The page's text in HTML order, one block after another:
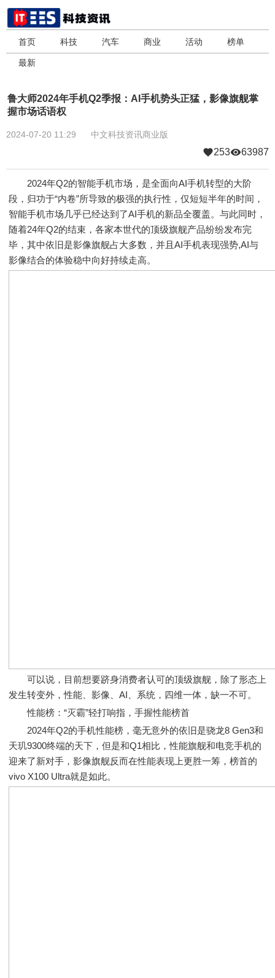
首页 科技 汽车 商业 活动 榜单
最新
鲁大师2024年手机Q2季报：AI手机势头正猛，影像旗舰掌
握市场话语权
2024-07-20 11:29 中文科技资讯商业版
253 63987
2024年Q2的智能手机市场，是全面向AI手机转型的大阶
段，归功于“内卷”所导致的极强的执行性，仅短短半年的时间，
智能手机市场几乎已经达到了AI手机的新品全覆盖。与此同时，
随着24年Q2的结束，各家本世代的顶级旗舰产品纷纷发布完
毕，其中依旧是影像旗舰占大多数，并且AI手机表现强势,AI与
影像结合的体验稳中向好持续走高。
可以说，目前想要跻身消费者认可的顶级旗舰，除了形态上
发生转变外，性能、影像、AI、系统，四维一体，缺一不可。
性能榜：“灭霸”轻打响指，手握性能榜首
2024年Q2的手机性能榜，毫无意外的依旧是骁龙8 Gen3和
天玑9300终端的天下，但是和Q1相比，性能旗舰和电竞手机的
迎来了新对手，影像旗舰反而在性能表现上更胜一筹，榜首的
vivo X100 Ultra就是如此。